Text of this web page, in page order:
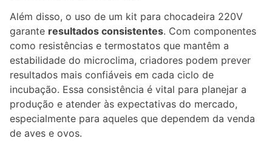
Além disso, o uso de um kit para chocadeira 220V
garante resultados consistentes. Com componentes
como resistências e termostatos que mantêm a
estabilidade do microclima, criadores podem prever
resultados mais confiáveis em cada ciclo de
incubação. Essa consistência é vital para planejar a
produção e atender às expectativas do mercado,
especialmente para aqueles que dependem da venda
de aves e ovos.